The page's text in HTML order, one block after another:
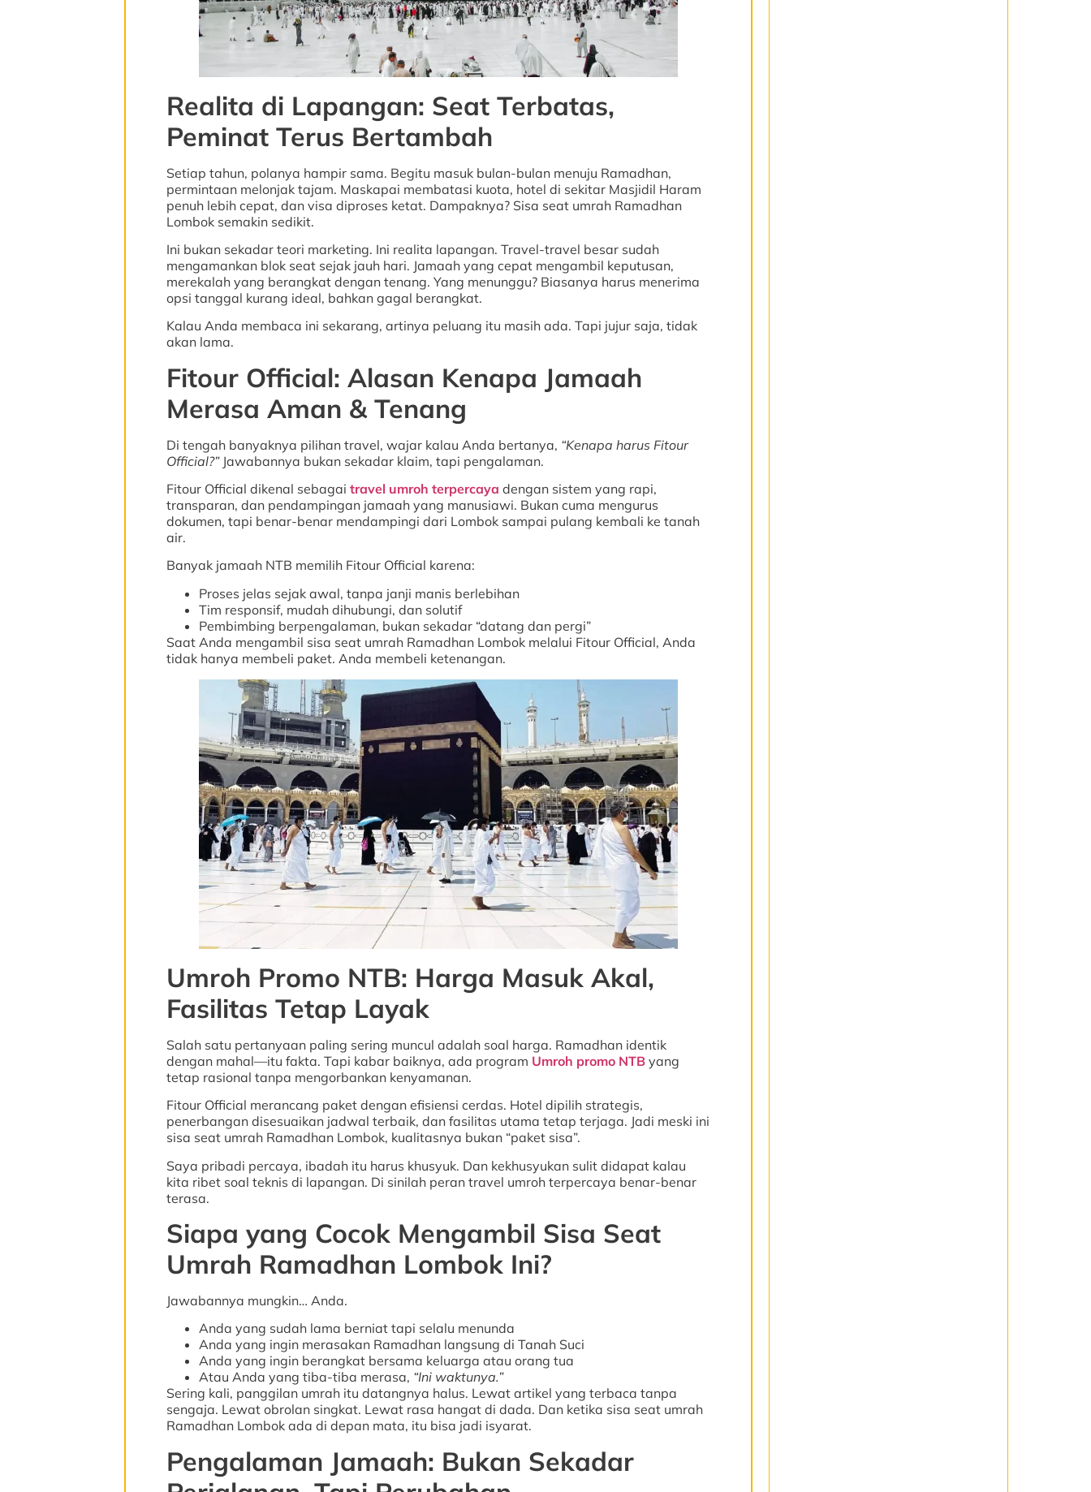
Realita di Lapangan: Seat Terbatas,
Peminat Terus Bertambah
Setiap tahun, polanya hampir sama. Begitu masuk bulan-bulan menuju Ramadhan,
permintaan melonjak tajam. Maskapai membatasi kuota, hotel di sekitar Masjidil Haram
penuh lebih cepat, dan visa diproses ketat. Dampaknya? Sisa seat umrah Ramadhan
Lombok semakin sedikit.
Ini bukan sekadar teori marketing. Ini realita lapangan. Travel-travel besar sudah
mengamankan blok seat sejak jauh hari. Jamaah yang cepat mengambil keputusan,
merekalah yang berangkat dengan tenang. Yang menunggu? Biasanya harus menerima
opsi tanggal kurang ideal, bahkan gagal berangkat.
Kalau Anda membaca ini sekarang, artinya peluang itu masih ada. Tapi jujur saja, tidak
akan lama.
Fitour Official: Alasan Kenapa Jamaah
Merasa Aman & Tenang
Di tengah banyaknya pilihan travel, wajar kalau Anda bertanya, “Kenapa harus Fitour
Official?”Jawabannya bukan sekadar klaim, tapi pengalaman.
Fitour Official dikenal sebagai travel umroh terpercaya dengan sistem yang rapi,
transparan, dan pendampingan jamaah yang manusiawi. Bukan cuma mengurus
dokumen, tapi benar-benar mendampingi dari Lombok sampai pulang kembali ke tanah
air.
Banyak jamaah NTB memilih Fitour Official karena:
Proses jelas sejak awal, tanpa janji manis berlebihan
Tim responsif, mudah dihubungi, dan solutif
Pembimbing berpengalaman, bukan sekadar “datang dan pergi”
Saat Anda mengambil sisa seat umrah Ramadhan Lombok melalui Fitour Official, Anda
tidak hanya membeli paket. Anda membeli ketenangan.
Umroh Promo NTB: Harga Masuk Akal,
Fasilitas Tetap Layak
Salah satu pertanyaan paling sering muncul adalah soal harga. Ramadhan identik
dengan mahal—itu fakta. Tapi kabar baiknya, ada program Umroh promo NTByang
tetap rasional tanpa mengorbankan kenyamanan.
Fitour Official merancang paket dengan efisiensi cerdas. Hotel dipilih strategis,
penerbangan disesuaikan jadwal terbaik, dan fasilitas utama tetap terjaga. Jadi meski ini
sisa seat umrah Ramadhan Lombok, kualitasnya bukan “paket sisa”.
Saya pribadi percaya, ibadah itu harus khusyuk. Dan kekhusyukan sulit didapat kalau
kita ribet soal teknis di lapangan. Di sinilah peran travel umroh terpercaya benar-benar
terasa.
Siapa yang Cocok Mengambil Sisa Seat
Umrah Ramadhan Lombok Ini?
Jawabannya mungkin… Anda.
Anda yang sudah lama berniat tapi selalu menunda
Anda yang ingin merasakan Ramadhan langsung di Tanah Suci
Anda yang ingin berangkat bersama keluarga atau orang tua
Atau Anda yang tiba-tiba merasa, “Ini waktunya.”
Sering kali, panggilan umrah itu datangnya halus. Lewat artikel yang terbaca tanpa
sengaja. Lewat obrolan singkat. Lewat rasa hangat di dada. Dan ketika sisa seat umrah
Ramadhan Lombok ada di depan mata, itu bisa jadi isyarat.
Pengalaman Jamaah: Bukan Sekadar